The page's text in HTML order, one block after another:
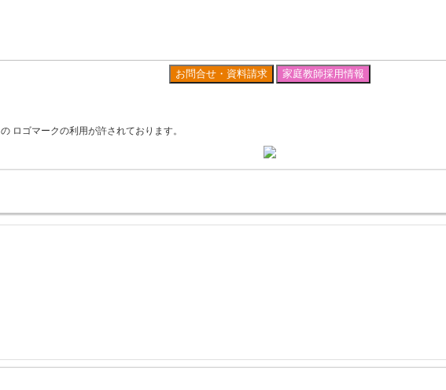
お問合せ・資料請求 家庭教師採用情報
の ロゴマークの利用が許されております。